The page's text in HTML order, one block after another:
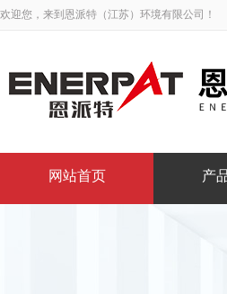
欢迎您，来到恩派特（江苏）环境有限公司！
网站首页 产